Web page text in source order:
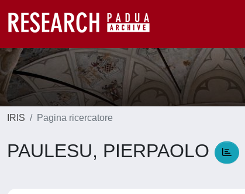
IRIS Pagina ricercatore
PAULESU, PIERPAOLO